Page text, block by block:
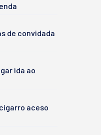
de convidada
ida ao
aceso